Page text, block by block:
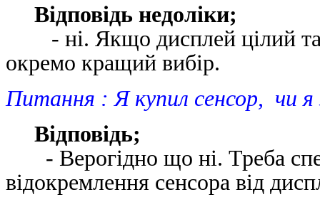
Відповідь недоліки;
- ні. Якщо дисплей цілий та
окремо кращий вибір.
Питання : Я купил сенсор, чи
Відповідь;
- Верогідно що ні. Треба
відокремлення сенсора від